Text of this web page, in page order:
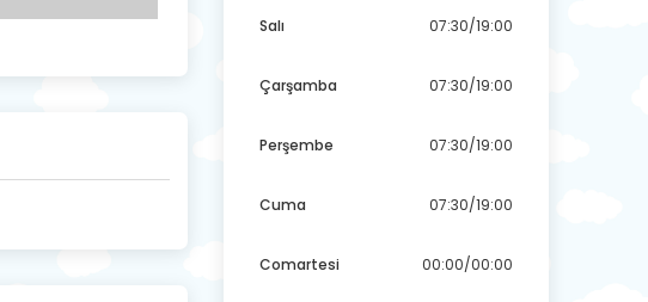
Salı 07:30/19:00
Çarşamba 07:30/19:00
Perşembe 07:30/19:00
Cuma 07:30/19:00
Comartesi 00:00/00:00